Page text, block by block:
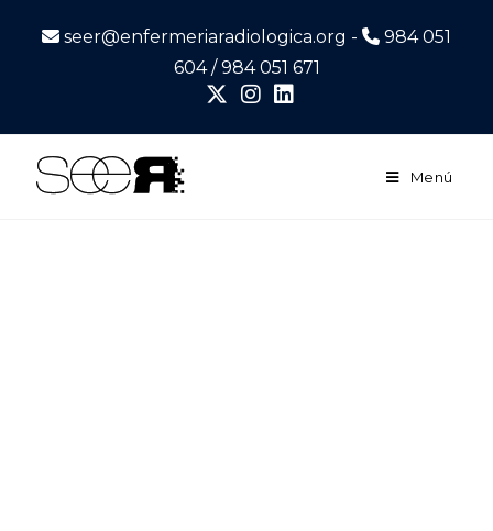
seer@enfermeriaradiologica.org -
984 051
604 / 984 051 671
Menú